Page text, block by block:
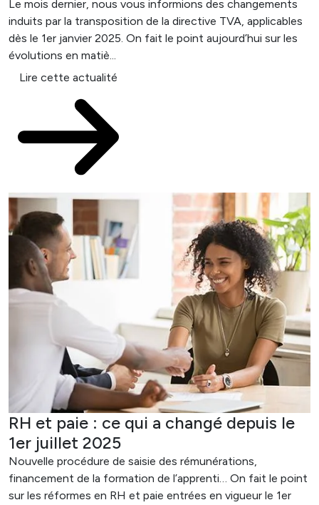
Le mois dernier, nous vous informions des changements
induits par la transposition de la directive TVA, applicables
dès le 1er janvier 2025. On fait le point aujourd’hui sur les
évolutions en matiè...
Lire cette actualité
RH et paie : ce qui a changé depuis le
1er juillet 2025
Nouvelle procédure de saisie des rémunérations,
financement de la formation de l’apprenti… On fait le point
sur les réformes en RH et paie entrées en vigueur le 1er